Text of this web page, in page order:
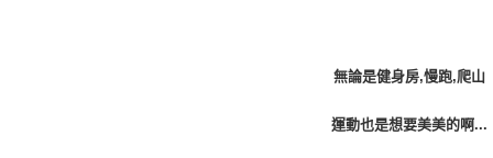
無論是健身房,慢跑,爬山
運動也是想要美美的啊...